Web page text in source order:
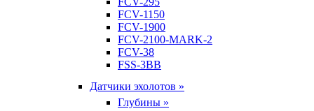
FCV-1150
FCV-1900
FCV-2100-MARK-2
FCV-38
FSS-3BB
Датчики эхолотов »
Глубины »